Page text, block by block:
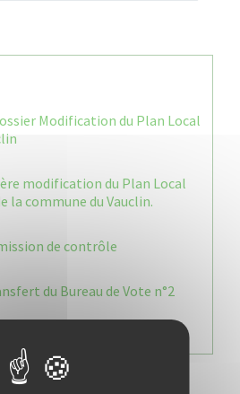
Modification du Plan Local
modification du Plan Local
la commune du Vauclin.
de contrôle
du Bureau de Vote n°2
– Carte Électorale